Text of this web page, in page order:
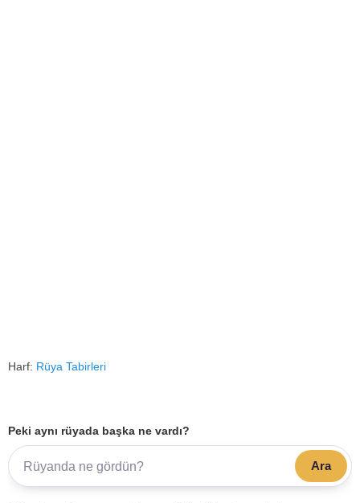
Harf: Rüya Tabirleri
Peki aynı rüyada başka ne vardı?
Ara